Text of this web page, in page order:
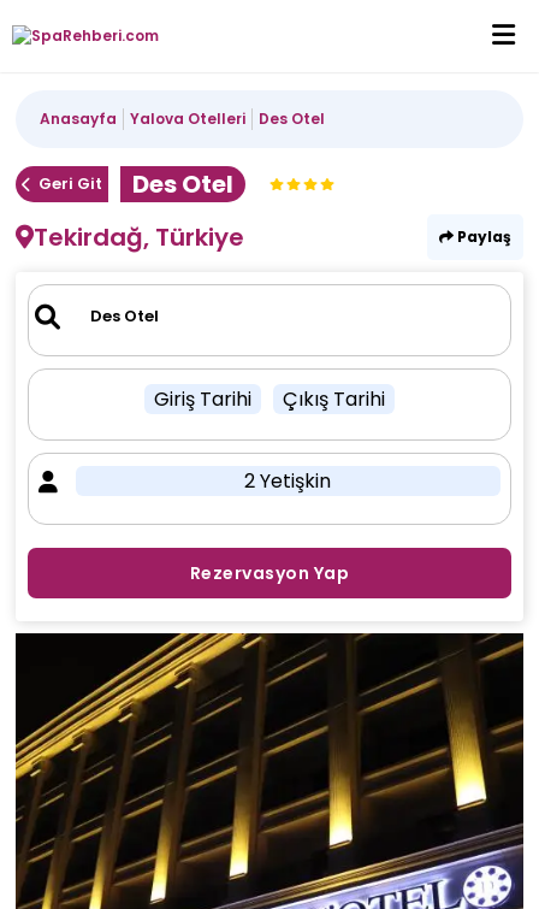
Anasayfa Yalova Otelleri Des Otel
Geri Git
Des Otel
Tekirdağ, Türkiye
Paylaş
Giriş Tarihi Çıkış Tarihi
2 Yetişkin
Rezervasyon Yap